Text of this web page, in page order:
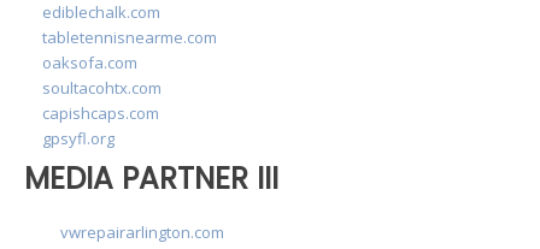
ediblechalk.com
tabletennisnearme.com
oaksofa.com
soultacohtx.com
capishcaps.com
gpsyfl.org
MEDIA PARTNER III
vwrepairarlington.com